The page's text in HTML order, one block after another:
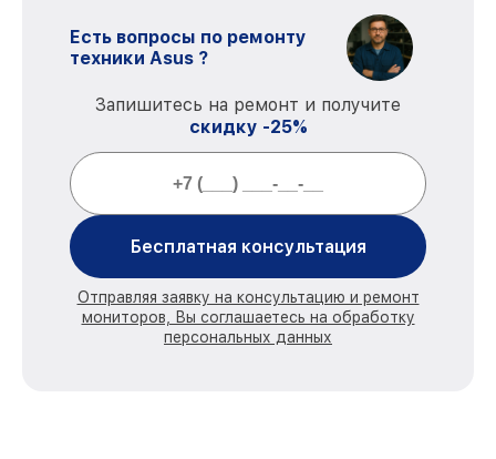
Есть вопросы по ремонту
техники Asus ?
Запишитесь на ремонт и получите
скидку -25%
Бесплатная консультация
Отправляя заявку на консультацию и ремонт
мониторов, Вы соглашаетесь на обработку
персональных данных